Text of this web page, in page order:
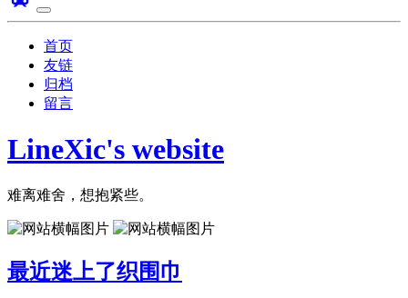
首页
友链
归档
留言
LineXic's website
难离难舍，想抱紧些。
最近迷上了织围巾